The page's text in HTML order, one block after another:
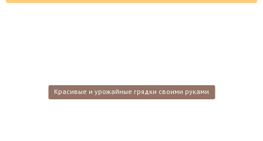
Красивые и урожайные грядки своими руками